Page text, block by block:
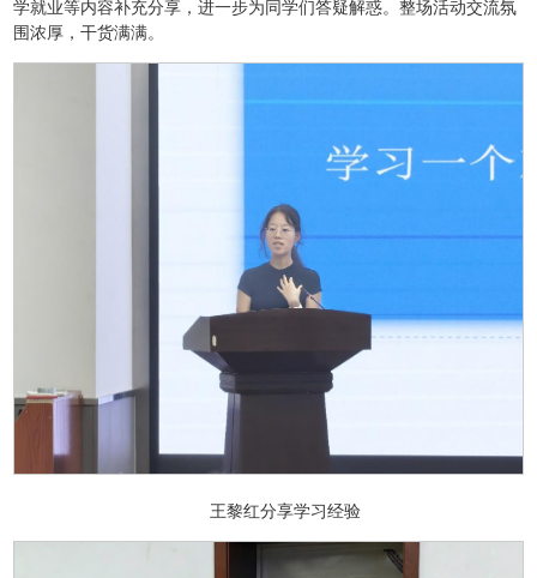
学就业等内容补充分享，进一步为同学们答疑解惑。整场活动交流氛
围浓厚，干货满满。
王黎红分享学习经验